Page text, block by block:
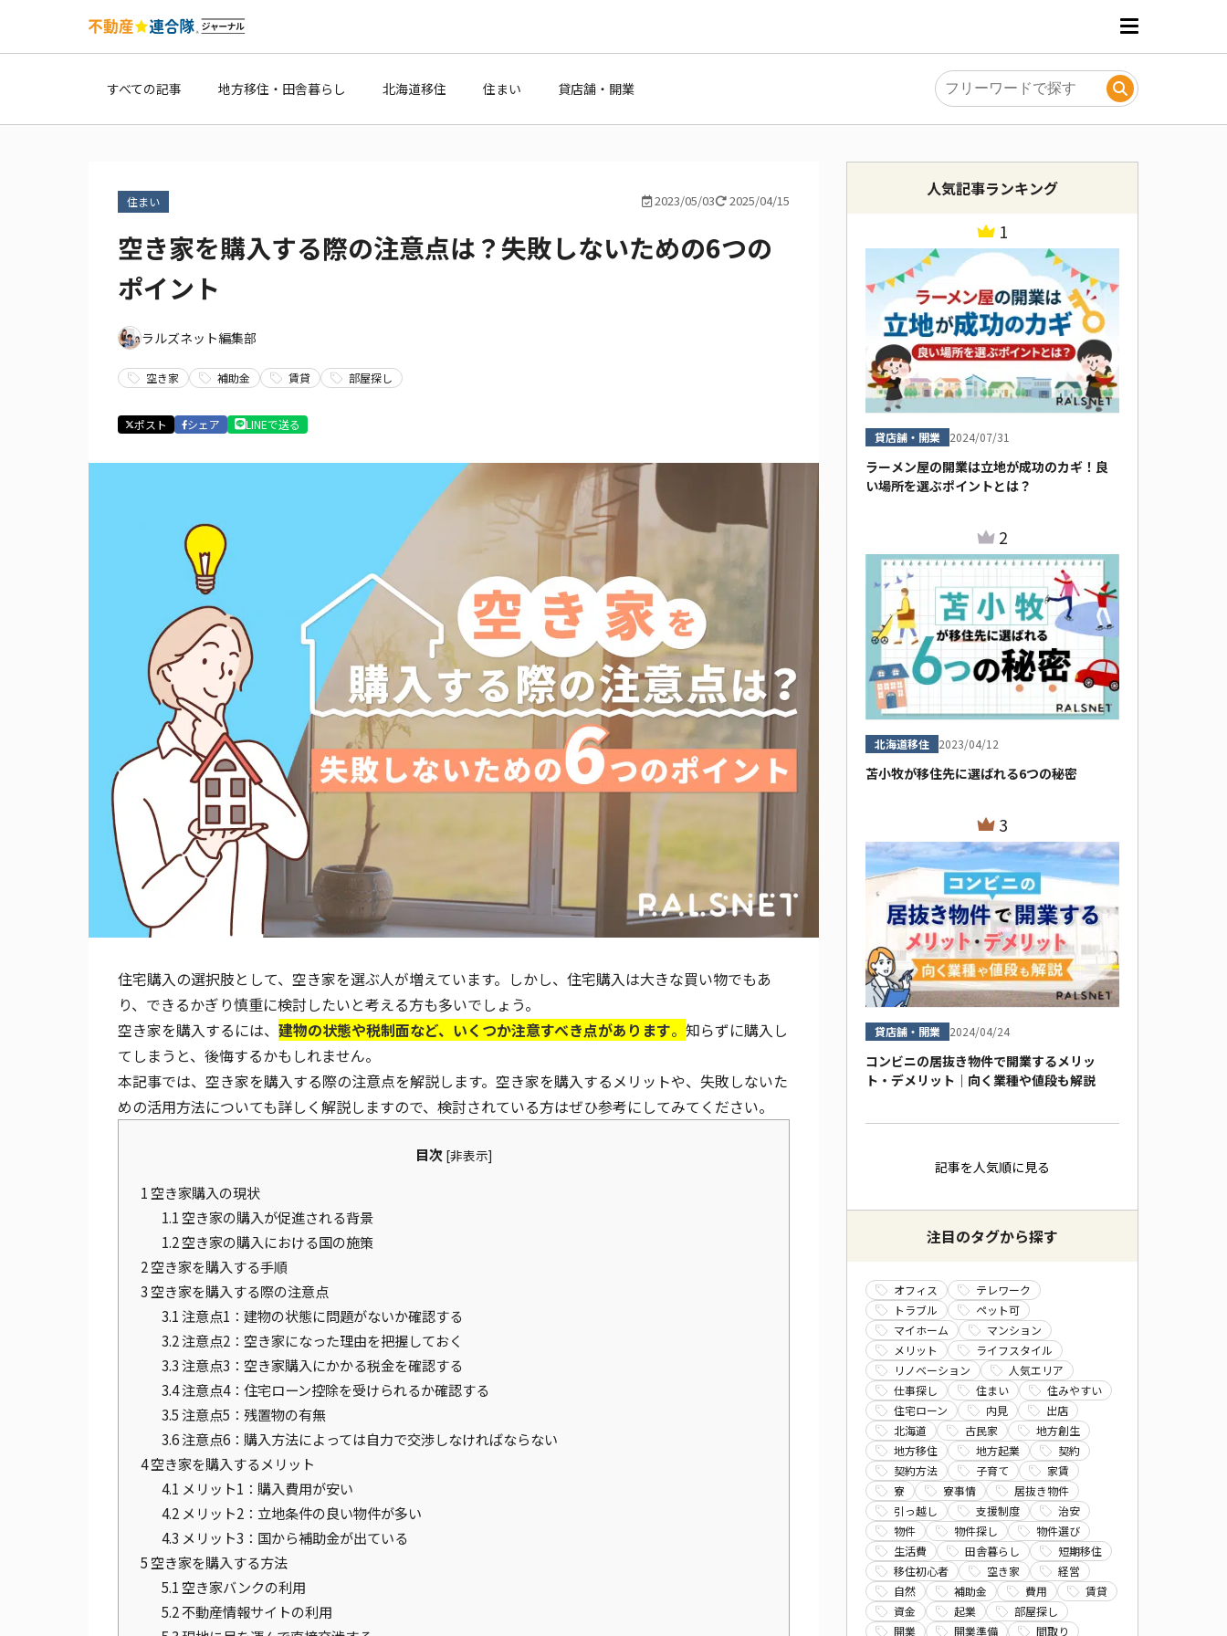
すべての記事 地方移住・田舎暮らし 北海道移住 住まい 貸店舗・開業
住まい 2023/05/03 2025/04/15
空き家を購入する際の注意点は？失敗しないための6つの
ポイント
ラルズネット編集部
空き家 補助金 賃貸 部屋探し
ポスト シェア LINEで送る
住宅購入の選択肢として、空き家を選ぶ人が増えています。しかし、住宅購入は大きな買い物でもあ
り、できるかぎり慎重に検討したいと考える方も多いでしょう。
空き家を購入するには、 建物の状態や税制面など、いくつか注意すべき点があります。 知らずに購入し
てしまうと、後悔するかもしれません。
本記事では、空き家を購入する際の注意点を解説します。空き家を購入するメリットや、失敗しないた
めの活用方法についても詳しく解説しますので、検討されている方はぜひ参考にしてみてください。
目次 [非表示]
1 空き家購入の現状
1.1 空き家の購入が促進される背景
1.2空き家の購入における国の施策
2空き家を購入する手順
3 空き家を購入する際の注意点
3.1注意点1：建物の状態に問題がないか確認する
3.2注意点2：空き家になった理由を把握しておく
3.3注意点3：空き家購入にかかる税金を確認する
3.4注意点4：住宅ローン控除を受けられるか確認する
3.5注意点5：残置物の有無
3.6注意点6：購入方法によっては自力で交渉しなければならない
4空き家を購入するメリット
4.1 メリット1：購入費用が安い
4.2メリット2：立地条件の良い物件が多い
4.3 メリット3：国から補助金が出ている
5 空き家を購入する方法
5.1 空き家バンクの利用
5.2不動産情報サイトの利用
人気記事ランキング
1
ラーメン屋の開業は立地が成功のカギ！良
い場所を選ぶポイントとは？
貸店舗・開業 2024/07/31
2
苫小牧が移住先に選ばれる6つの秘密
北海道移住 2023/04/12
3
コンビニの居抜き物件で開業するメリッ
ト・デメリット｜向く業種や値段も解説
貸店舗・開業 2024/04/24
記事を人気順に見る
注目のタグから探す
オフィス
テレワーク
トラブル
ペット可
マイホーム
マンション
メリット
ライフスタイル
リノベーション
人気エリア
仕事探し
住まい
住みやすい
住宅ローン
内見
出店
北海道
古民家
地方創生
地方移住
地方起業
契約
契約方法
子育て
家賃
寮
寮事情
居抜き物件
引っ越し
支援制度
治安
物件
物件探し
物件選び
生活費
田舎暮らし
短期移住
移住初心者
空き家
経営
自然
補助金 費用
賃貸
資金
起業
部屋探し
開業
開業準備 間取り